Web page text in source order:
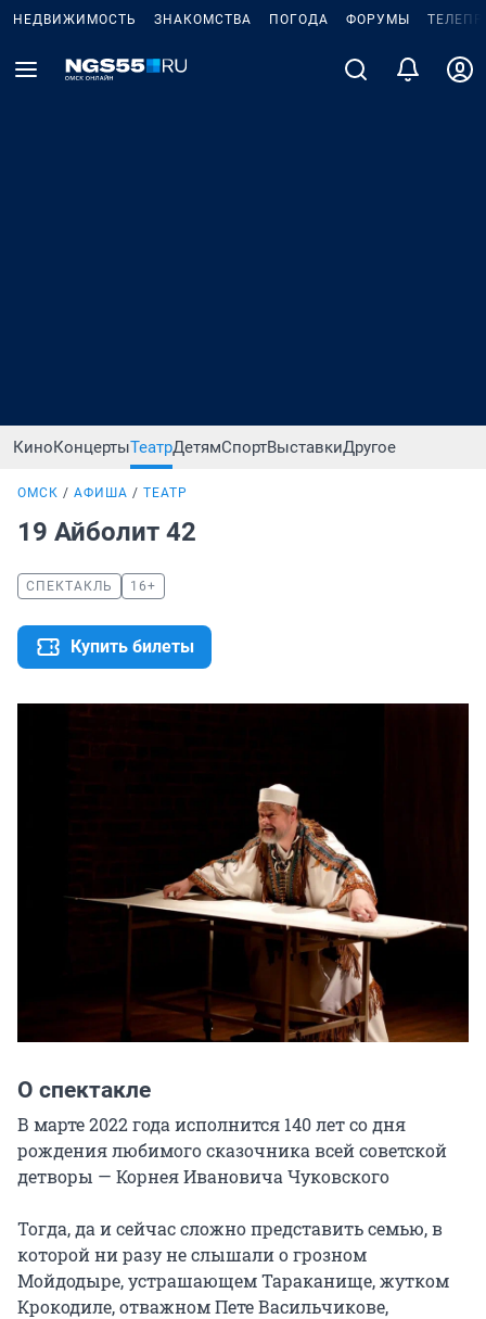
НЕДВИЖИМОСТЬ ЗНАКОМСТВА ПОГОДА ФОРУМЫ
КиноКонцертыТеатрДетямСпортВыставкиДругое
ОМСК АФИША ТЕАТР
19 Айболит 42
СПЕКТАКЛЬ 16+
Купить билеты
О спектакле
В марте 2022 года исполнится 140 лет со дня
рождения любимого сказочника всей советской
детворы — Корнея Ивановича Чуковского
Тогда, да и сейчас сложно представить семью, в
которой ни разу не слышали о грозном
Мойдодыре, устрашающем Тараканище, жутком
Крокодиле, отважном Пете Васильчикове,